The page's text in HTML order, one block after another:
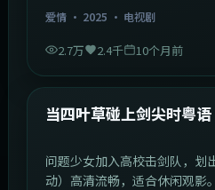
爱情· 2025 · 电视剧
2.7万 2.4千 10个月前
最新
当四叶草碰上剑尖时粤语
问题少女加入高校击剑队，划
动）高清流畅，适合休闲观影。